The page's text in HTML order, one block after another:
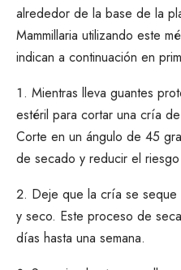
alrededor de la base de la
Mammillaria utilizando este
indican a continuación en
Mientras lleva guantes
estéril para cortar una cría
Corte en un ángulo de 45
de secado y reducir el
Deje que la cría se
y seco. Este proceso de
días hasta una semana.